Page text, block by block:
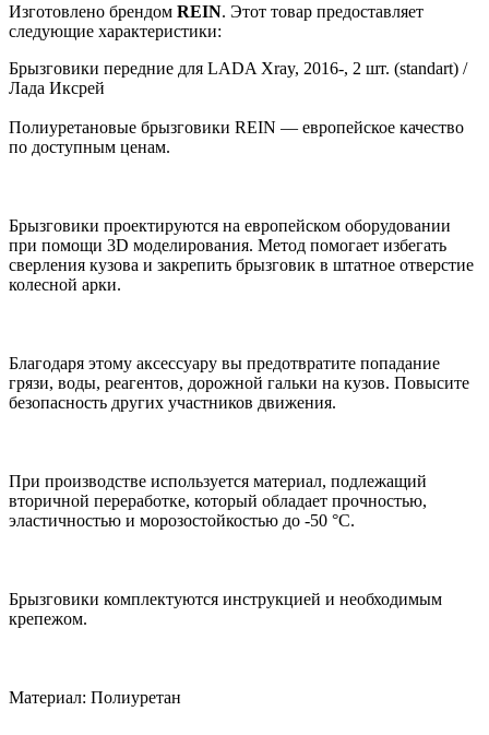
Изготовлено брендом REIN. Этот товар предоставляет
следующие характеристики:
Брызговики передние для LADA Xray, 2016-, 2 шт. (standart) /
Лада Иксрей
Полиуретановые брызговики REIN — европейское качество
по доступным ценам.
Брызговики проектируются на европейском оборудовании
при помощи 3D моделирования. Метод помогает избегать
сверления кузова и закрепить брызговик в штатное отверстие
колесной арки.
Благодаря этому аксессуару вы предотвратите попадание
грязи, воды, реагентов, дорожной гальки на кузов. Повысите
безопасность других участников движения.
При производстве используется материал, подлежащий
вторичной переработке, который обладает прочностью,
эластичностью и морозостойкостью до -50 °С.
Брызговики комплектуются инструкцией и необходимым
крепежом.
Материал: Полиуретан